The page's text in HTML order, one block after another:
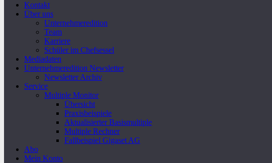
Kontakt
Über uns
Unternehmeredition
Team
Karriere
Schüler im Chefsessel
Mediadaten
Unternehmeredition Newsletter
Newsletter Archiv
Service
Multiple Monitor
Übersicht
Praxisbeispiele
Aktualisierter Basismultiple
Multiple Rechner
Fallbeispiel Gigaset AG
Abo
Mein Konto